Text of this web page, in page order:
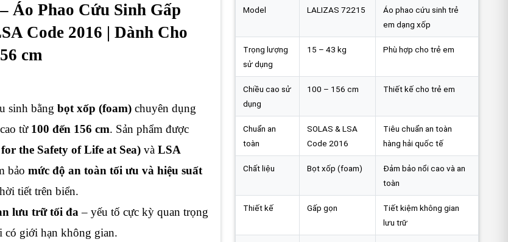
Áo Phao Cứu Sinh Gấp
Code 2016 | Dành Cho
cm
sinh bằng bọt xốp (foam) chuyên dụng
từ 100 đến 156 cm. Sản phẩm được
the Safety of Life at Sea) và LSA
bảo mức độ an toàn tối ưu và hiệu suất
tiết trên biển.
lưu trữ tối đa – yếu tố cực kỳ quan trọng
có giới hạn không gian.
Model LALIZAS 72215
Áo phao cứu sinh trẻ
em dạng xốp
Trọng lượng
sử dụng
15 – 43 kg Phù hợp cho trẻ em
Chiều cao sử
dụng
100 – 156 cm Thiết kế cho trẻ em
Chuẩn an
toàn
SOLAS & LSA
Code 2016
Tiêu chuẩn an toàn
hàng hải quốc tế
Chất liệu Bọt xốp (foam)
Đảm bảo nổi cao và an
toàn
Thiết kế Gấp gọn
Tiết kiệm không gian
lưu trữ